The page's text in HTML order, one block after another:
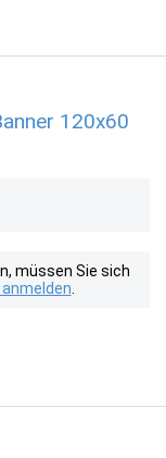
120x60
müssen Sie sich